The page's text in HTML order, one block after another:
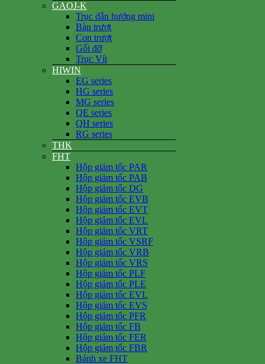
GAOJ-K
Trục dẫn hướng mini
Bàn trượt
Con trượt
Gối đỡ
Trục Vít
HIWIN
EG series
HG series
MG series
QE series
QH series
RG series
THK
FHT
Hộp giảm tốc PAR
Hộp giảm tốc PAB
Hộp giảm tốc DG
Hộp giảm tốc EVB
Hộp giảm tốc EVT
Hộp giảm tốc EVL
Hộp giảm tốc VRT
Hộp giảm tốc VSRF
Hộp giảm tốc VRB
Hộp giảm tốc VRS
Hộp giảm tốc PLF
Hộp giảm tốc PLE
Hộp giảm tốc EVL
Hộp giảm tốc EVS
Hộp giảm tốc PFR
Hộp giảm tốc FB
Hộp giảm tốc FER
Hộp giảm tốc FBR
Bánh xe FHT